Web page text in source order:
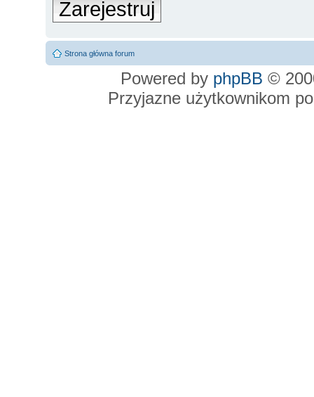
Zarejestruj
Strona główna forum
Powered by phpBB ©
Przyjazne użytkownikom